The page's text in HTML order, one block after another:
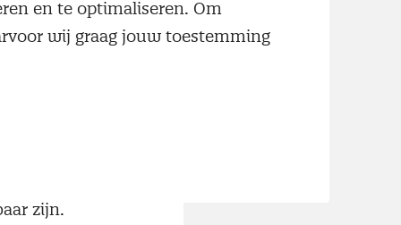
de
Dat vertaalt
gericht op
kosten van
zijn.
en te optimaliseren. Om
wij graag jouw toestemming